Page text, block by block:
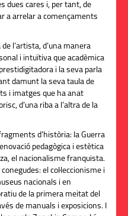
dues cares i, per tant, de
a arrelar a començaments
l’artista, d’una manera
i intuïtiva que acadèmica
i la seva parla
damunt la seva taula de
i imatges que ha anat
d’una riba a l’altra de la
d’història: la Guerra
pedagògica i estètica
el nacionalisme franquista.
el col·leccionisme i
nacionals i en
de la primera meitat del
de manuals i exposicions. I